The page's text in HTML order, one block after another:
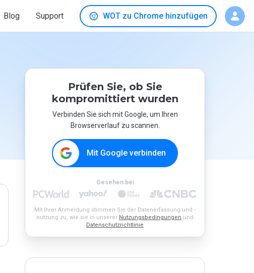
Blog Support WOT zu Chrome hinzufügen
Prüfen Sie, ob Sie
kompromittiert wurden
Verbinden Sie sich mit Google, um Ihren
Browserverlauf zu scannen.
Mit Google verbinden
Gesehen bei
Mit Ihrer Anmeldung stimmen Sie der Datenerfassung und -
nutzung zu, wie sie in unserer Nutzungsbedingungen und
Datenschutzrichtlinie